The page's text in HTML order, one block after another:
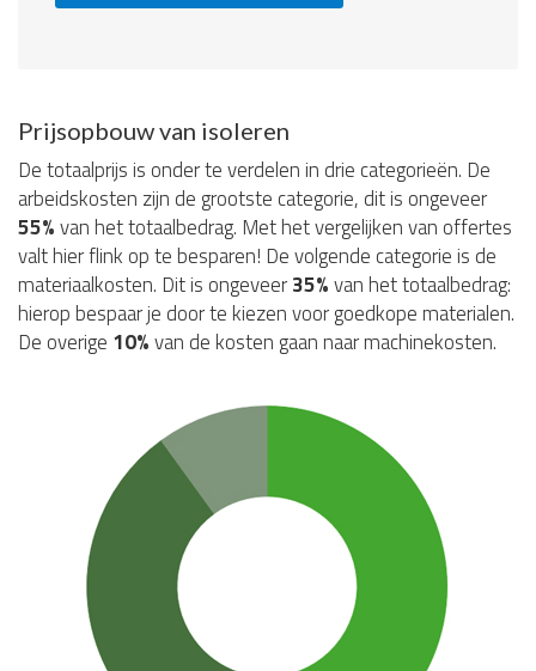
Prijsopbouw van isoleren
De totaalprijs is onder te verdelen in drie categorieën. De
arbeidskosten zijn de grootste categorie, dit is ongeveer
55%van het totaalbedrag. Met het vergelijken van offertes
valt hier flink op te besparen! De volgende categorie is de
materiaalkosten. Dit is ongeveer35%van het totaalbedrag:
hierop bespaar je door te kiezen voor goedkope materialen.
De overige 10%van de kosten gaan naar machinekosten.